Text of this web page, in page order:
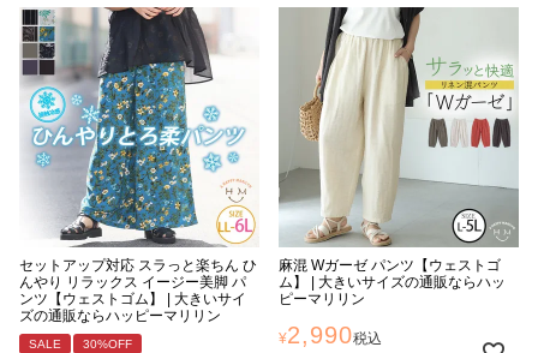
セットアップ対応 スラっと楽ちん ひ
んやり リラックス イージー美脚 パ
ンツ【ウェストゴム】 | 大きいサイ
ズの通販ならハッピーマリリン
SALE 30%OFF
麻混 Wガーゼ パンツ【ウェストゴ
ム】 | 大きいサイズの通販ならハッ
ピーマリリン
¥2,990税込